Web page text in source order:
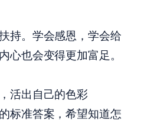
持。学会感恩，学会给
心也会变得更加富足。
活出自己的色彩
标准答案，希望知道怎